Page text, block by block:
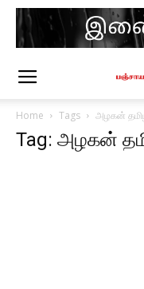
Home Tags அழகன்
Tag: அழகன்